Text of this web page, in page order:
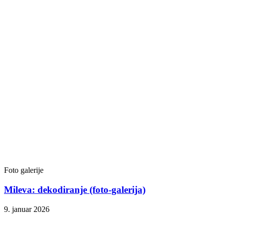
Foto galerije
Mileva: dekodiranje (foto-galerija)
9. januar 2026